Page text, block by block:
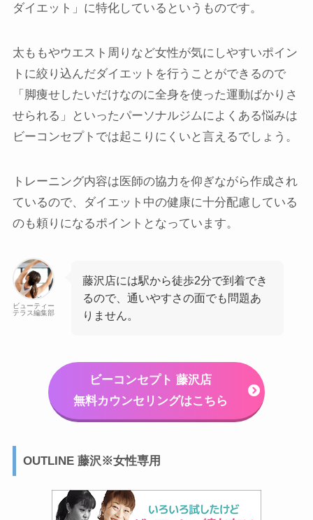
ダイエット」に特化しているというものです。
太ももやウエスト周りなど女性が気にしやすいポイン
トに絞り込んだダイエットを行うことができるので
「脚痩せしたいだけなのに全身を使った運動ばかりさ
せられる」といったパーソナルジムによくある悩みは
ビーコンセプトでは起こりにくいと言えるでしょう。
トレーニング内容は医師の協力を仰ぎながら作成され
ているので、ダイエット中の健康に十分配慮している
のも頼りになるポイントとなっています。
ビューティー
テラス編集部
藤沢店には駅から徒歩2分で到着でき
るので、通いやすさの面でも問題あ
りません。
ビーコンセプト 藤沢店
無料カウンセリングはこちら
OUTLINE 藤沢※女性専用